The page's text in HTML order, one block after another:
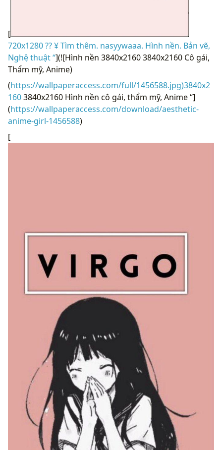
[
720x1280 ?? ¥ Tìm thêm. nasyywaaa. Hình nền. Bản vẽ,
Nghệ thuật “](![Hình nền 3840x2160 3840x2160 Cô gái,
Thẩm mỹ, Anime)
(https://wallpaperaccess.com/full/1456588.jpg)3840x2
1603840x2160 Hình nền cô gái, thẩm mỹ, Anime “]
(https://wallpaperaccess.com/download/aesthetic-
anime-girl-1456588)
[